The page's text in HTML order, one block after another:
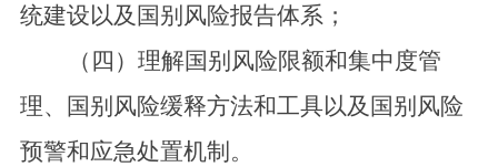
统建设以及国别风险报告体系；
（四）理解国别风险限额和集中度管
理、国别风险缓释方法和工具以及国别风险
预警和应急处置机制。